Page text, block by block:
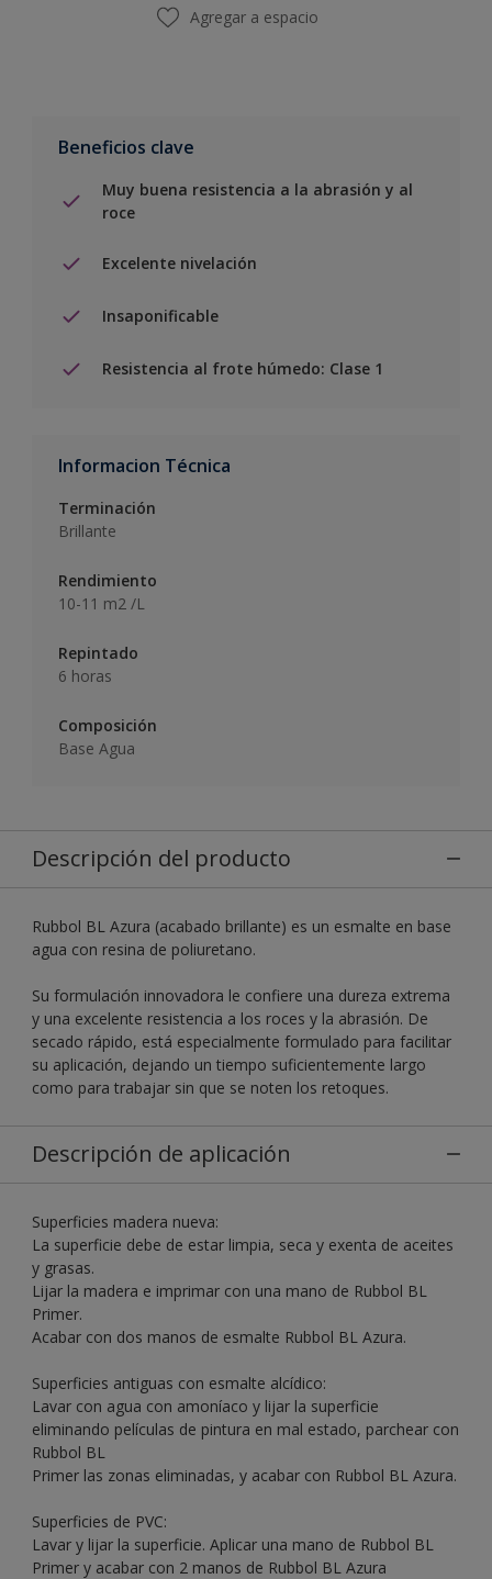
Agregar a espacio
Beneficios clave
Muy buena resistencia a la abrasión y al
roce
Excelente nivelación
Insaponificable
Resistencia al frote húmedo: Clase 1
Informacion Técnica
Terminación
Brillante
Rendimiento
10-11 m2 /L
Repintado
6 horas
Composición
Base Agua
Descripción del producto
Rubbol BL Azura (acabado brillante) es un esmalte en base
agua con resina de poliuretano.
Su formulación innovadora le confiere una dureza extrema
y una excelente resistencia a los roces y la abrasión. De
secado rápido, está especialmente formulado para facilitar
su aplicación, dejando un tiempo suficientemente largo
como para trabajar sin que se noten los retoques.
Descripción de aplicación
Superficies madera nueva:
La superficie debe de estar limpia, seca y exenta de aceites
y grasas.
Lijar la madera e imprimar con una mano de Rubbol BL
Primer.
Acabar con dos manos de esmalte Rubbol BL Azura.
Superficies antiguas con esmalte alcídico:
Lavar con agua con amoníaco y lijar la superficie
eliminando películas de pintura en mal estado, parchear con
Rubbol BL
Primer las zonas eliminadas, y acabar con Rubbol BL Azura.
Superficies de PVC:
Lavar y lijar la superficie. Aplicar una mano de Rubbol BL
Primer y acabar con 2 manos de Rubbol BL Azura